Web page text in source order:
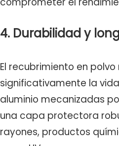
4. Durabilidad y
El recubrimiento en
significativamente la
aluminio mecanizadas
una capa protectora
rayones, productos